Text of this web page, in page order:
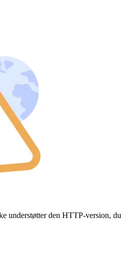
understøtter den HTTP-version, du